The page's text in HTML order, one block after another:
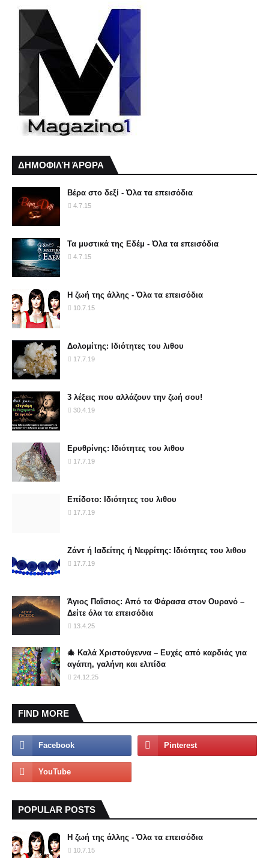
ΔΗΜΟΦΙΛΉ ΆΡΘΡΑ
Βέρα στο δεξί - Όλα τα επεισόδια
4.7.15
Τα μυστικά της Εδέμ - Όλα τα επεισόδια
4.7.15
Η ζωή της άλλης - Όλα τα επεισόδια
10.7.15
Δολομίτης: Ιδιότητες του λιθου
17.7.19
3 λέξεις που αλλάζουν την ζωή σου!
30.4.19
Ερυθρίνης: Ιδιότητες του λιθου
17.7.19
Επίδοτο: Ιδιότητες του λιθου
17.7.19
Ζάντ ή Ιαδείτης ή Νεφρίτης: Ιδιότητες του λιθου
17.7.19
Άγιος Παΐσιος: Από τα Φάρασα στον Ουρανό –
Δείτε όλα τα επεισόδια
13.4.25
🎄 Καλά Χριστούγεννα – Ευχές από καρδιάς για
αγάπη, γαλήνη και ελπίδα
24.12.25
FIND MORE
POPULAR POSTS
Η ζωή της άλλης - Όλα τα επεισόδια
10.7.15